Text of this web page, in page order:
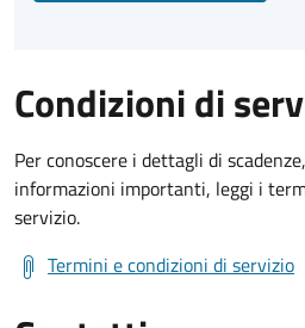
Condizioni di
Per conoscere i dettagli di
informazioni importanti, leggi i
servizio.
Termini e condizioni di servizio